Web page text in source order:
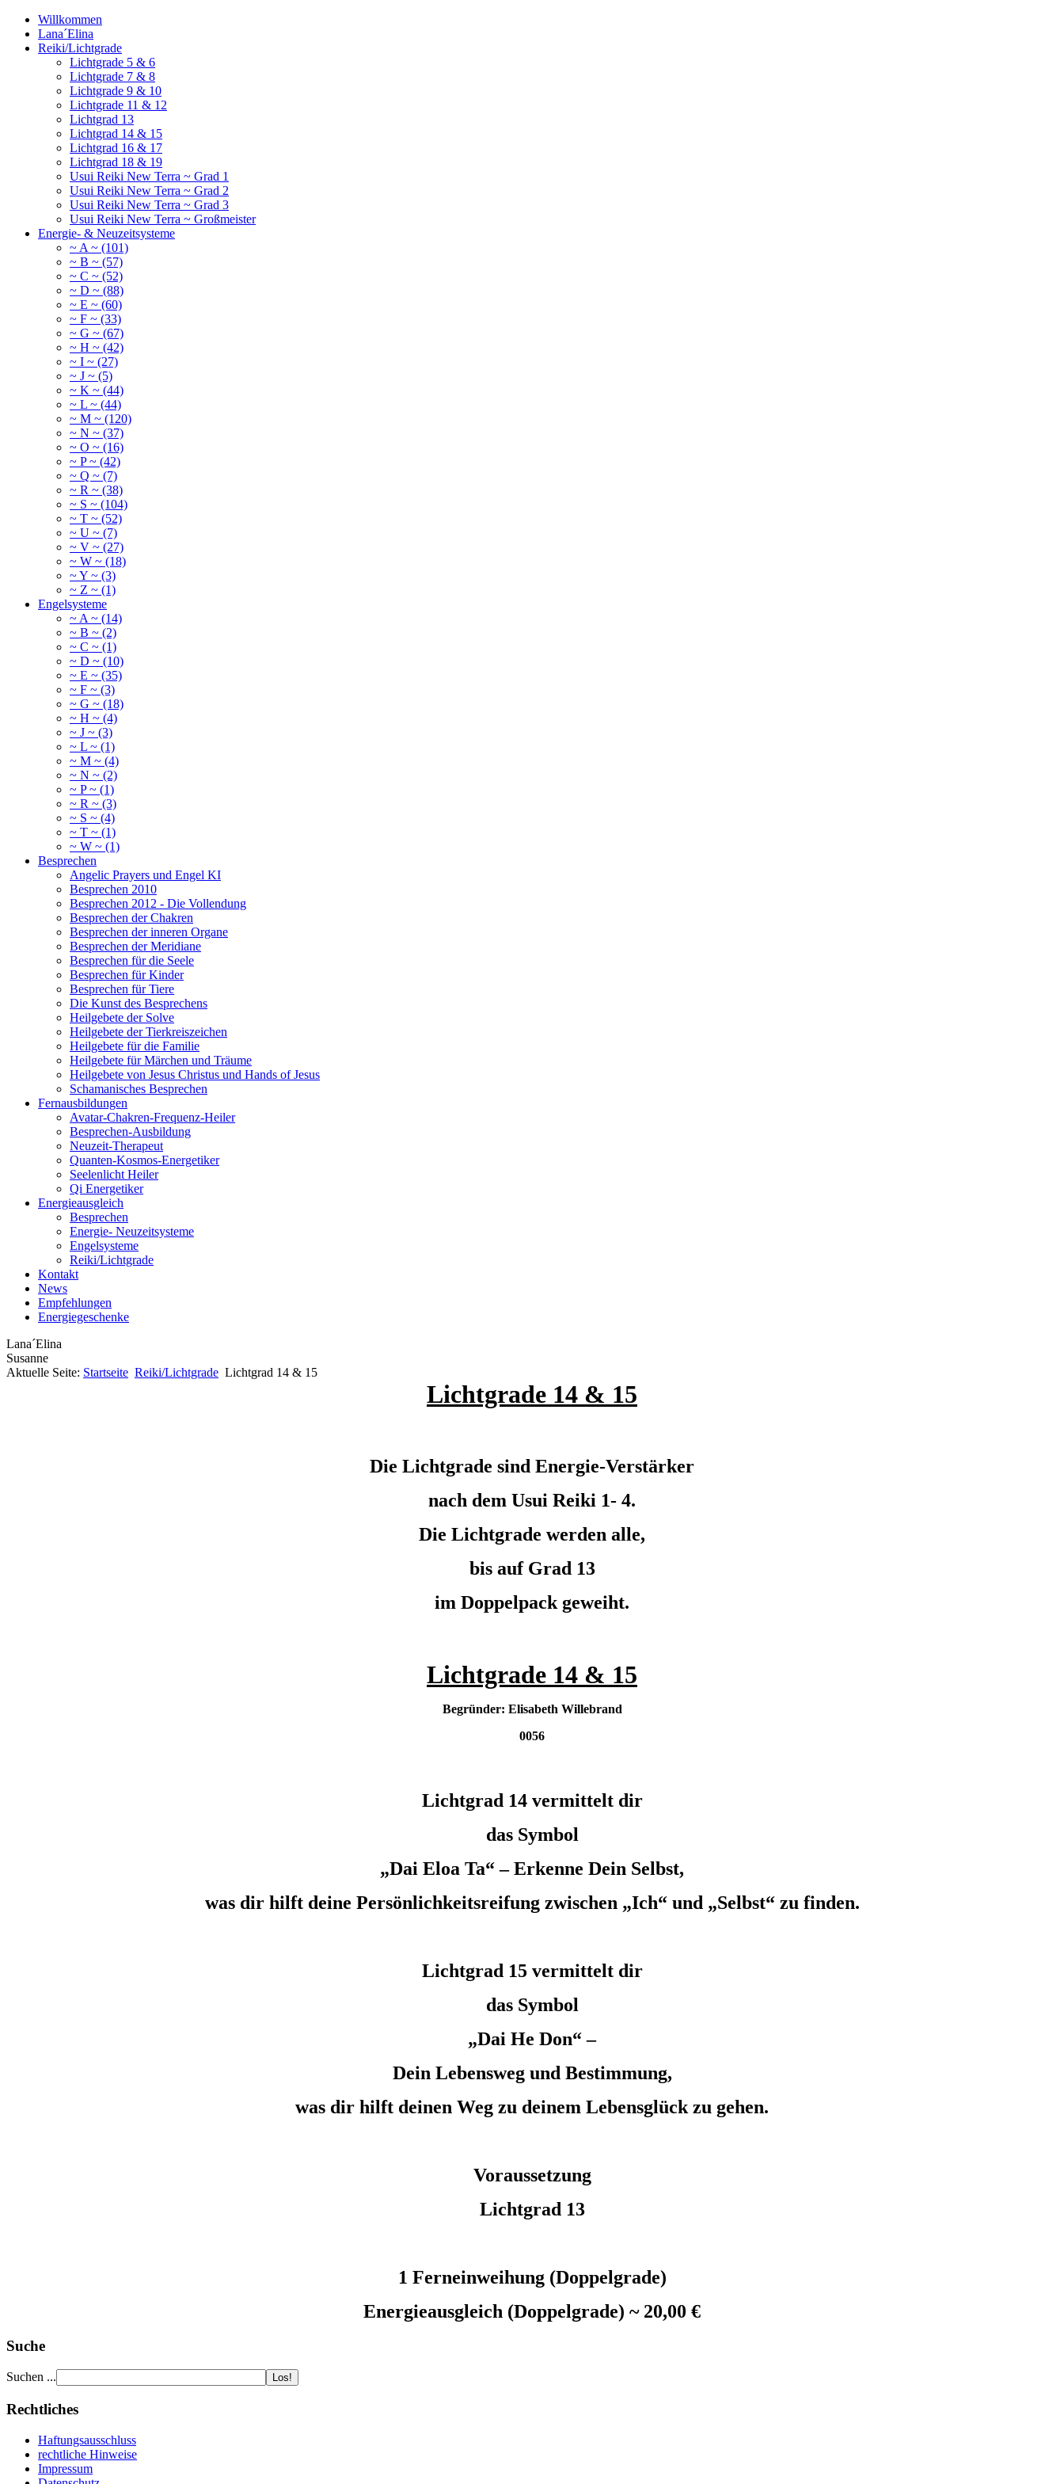
Willkommen
Lana´Elina
Reiki/Lichtgrade
Lichtgrade 5 & 6
Lichtgrade 7 & 8
Lichtgrade 9 & 10
Lichtgrade 11 & 12
Lichtgrad 13
Lichtgrad 14 & 15
Lichtgrad 16 & 17
Lichtgrad 18 & 19
Usui Reiki New Terra ~ Grad 1
Usui Reiki New Terra ~ Grad 2
Usui Reiki New Terra ~ Grad 3
Usui Reiki New Terra ~ Großmeister
Energie- & Neuzeitsysteme
~ A ~ (101)
~ B ~ (57)
~ C ~ (52)
~ D ~ (88)
~ E ~ (60)
~ F ~ (33)
~ G ~ (67)
~ H ~ (42)
~ I ~ (27)
~ J ~ (5)
~ K ~ (44)
~ L ~ (44)
~ M ~ (120)
~ N ~ (37)
~ O ~ (16)
~ P ~ (42)
~ Q ~ (7)
~ R ~ (38)
~ S ~ (104)
~ T ~ (52)
~ U ~ (7)
~ V ~ (27)
~ W ~ (18)
~ Y ~ (3)
~ Z ~ (1)
Engelsysteme
~ A ~ (14)
~ B ~ (2)
~ C ~ (1)
~ D ~ (10)
~ E ~ (35)
~ F ~ (3)
~ G ~ (18)
~ H ~ (4)
~ J ~ (3)
~ L ~ (1)
~ M ~ (4)
~ N ~ (2)
~ P ~ (1)
~ R ~ (3)
~ S ~ (4)
~ T ~ (1)
~ W ~ (1)
Besprechen
Angelic Prayers und Engel KI
Besprechen 2010
Besprechen 2012 - Die Vollendung
Besprechen der Chakren
Besprechen der inneren Organe
Besprechen der Meridiane
Besprechen für die Seele
Besprechen für Kinder
Besprechen für Tiere
Die Kunst des Besprechens
Heilgebete der Solve
Heilgebete der Tierkreiszeichen
Heilgebete für die Familie
Heilgebete für Märchen und Träume
Heilgebete von Jesus Christus und Hands of Jesus
Schamanisches Besprechen
Fernausbildungen
Avatar-Chakren-Frequenz-Heiler
Besprechen-Ausbildung
Neuzeit-Therapeut
Quanten-Kosmos-Energetiker
Seelenlicht Heiler
Qi Energetiker
Energieausgleich
Besprechen
Energie- Neuzeitsysteme
Engelsysteme
Reiki/Lichtgrade
Kontakt
News
Empfehlungen
Energiegeschenke
Lana´Elina
Susanne
Aktuelle Seite: Startseite Reiki/Lichtgrade Lichtgrad 14 & 15
Lichtgrade 14 & 15
Die Lichtgrade sind Energie-Verstärker
nach dem Usui Reiki 1- 4.
Die Lichtgrade werden alle,
bis auf Grad 13
im Doppelpack geweiht.
Lichtgrade 14 & 15
Begründer: Elisabeth Willebrand
0056
Lichtgrad 14 vermittelt dir
das Symbol
„Dai Eloa Ta“ – Erkenne Dein Selbst,
was dir hilft deine Persönlichkeitsreifung zwischen „Ich“ und „Selbst“ zu finden.
Lichtgrad 15 vermittelt dir
das Symbol
„Dai He Don“ –
Dein Lebensweg und Bestimmung,
was dir hilft deinen Weg zu deinem Lebensglück zu gehen.
Voraussetzung
Lichtgrad 13
1 Ferneinweihung (Doppelgrade)
Energieausgleich (Doppelgrade) ~ 20,00 €
Suche
Suchen ...
Rechtliches
Haftungsausschluss
rechtliche Hinweise
Impressum